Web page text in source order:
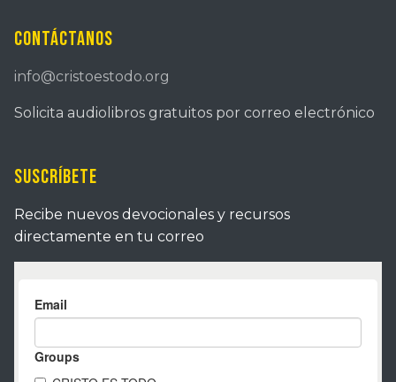
Contáctanos
info@cristoestodo.org
Solicita audiolibros gratuitos por correo electrónico
Suscríbete
Recibe nuevos devocionales y recursos
directamente en tu correo